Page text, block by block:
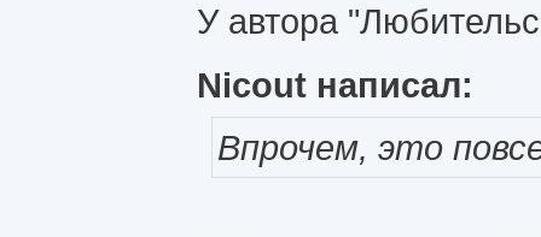
У автора
Nicout написал:
Впрочем, это